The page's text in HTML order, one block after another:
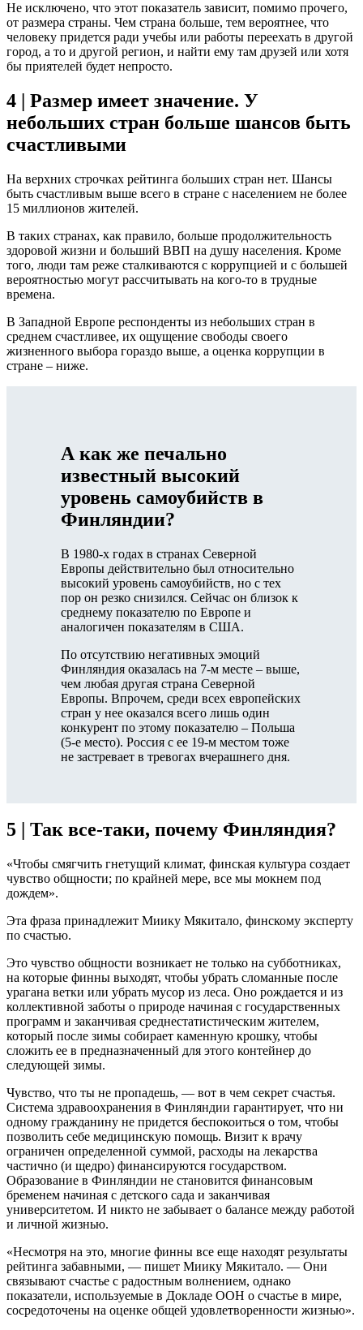
Не исключено, что этот показатель зависит, помимо прочего,
от размера страны. Чем страна больше, тем вероятнее, что
человеку придется ради учебы или работы переехать в другой
город, а то и другой регион, и найти ему там друзей или хотя
бы приятелей будет непросто.
4 | Размер имеет значение. У
небольших стран больше шансов быть
счастливыми
На верхних строчках рейтинга больших стран нет. Шансы
быть счастливым выше всего в стране с населением не более
15 миллионов жителей.
В таких странах, как правило, больше продолжительность
здоровой жизни и больший ВВП на душу населения. Кроме
того, люди там реже сталкиваются с коррупцией и с большей
вероятностью могут рассчитывать на кого-то в трудные
времена.
В Западной Европе респонденты из небольших стран в
среднем счастливее, их ощущение свободы своего
жизненного выбора гораздо выше, а оценка коррупции в
стране – ниже.
А как же печально
известный высокий
уровень самоубийств в
Финляндии?
В 1980-х годах в странах Северной
Европы действительно был относительно
высокий уровень самоубийств, но с тех
пор он резко снизился. Сейчас он близок к
среднему показателю по Европе и
аналогичен показателям в США.
По отсутствию негативных эмоций
Финляндия оказалась на 7-м месте – выше,
чем любая другая страна Северной
Европы. Впрочем, среди всех европейских
стран у нее оказался всего лишь один
конкурент по этому показателю – Польша
(5-е место). Россия с ее 19-м местом тоже
не застревает в тревогах вчерашнего дня.
5 | Так все-таки, почему Финляндия?
«Чтобы смягчить гнетущий климат, финская культура создает
чувство общности; по крайней мере, все мы мокнем под
дождем».
Эта фраза принадлежит Миику Мякитало, финскому эксперту
по счастью.
Это чувство общности возникает не только на субботниках,
на которые финны выходят, чтобы убрать сломанные после
урагана ветки или убрать мусор из леса. Оно рождается и из
коллективной заботы о природе начиная с государственных
программ и заканчивая среднестатистическим жителем,
который после зимы собирает каменную крошку, чтобы
сложить ее в предназначенный для этого контейнер до
следующей зимы.
Чувство, что ты не пропадешь, — вот в чем секрет счастья.
Система здравоохранения в Финляндии гарантирует, что ни
одному гражданину не придется беспокоиться о том, чтобы
позволить себе медицинскую помощь. Визит к врачу
ограничен определенной суммой, расходы на лекарства
частично (и щедро) финансируются государством.
Образование в Финляндии не становится финансовым
бременем начиная с детского сада и заканчивая
университетом. И никто не забывает о балансе между работой
и личной жизнью.
«Несмотря на это, многие финны все еще находят результаты
рейтинга забавными, — пишет Миику Мякитало. — Они
связывают счастье с радостным волнением, однако
показатели, используемые в Докладе ООН о счастье в мире,
сосредоточены на оценке общей удовлетворенности жизнью».